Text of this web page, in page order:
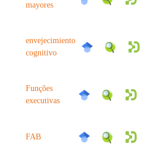
mayores
envejecimiento
cognitivo
Funções
executivas
FAB